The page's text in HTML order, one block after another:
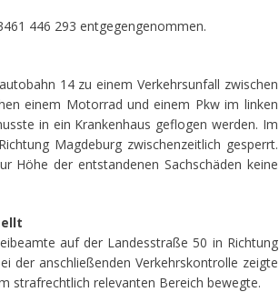
446 293 entgegengenommen.
14 zu einem Verkehrsunfall zwischen
einem Motorrad und einem Pkw im linken
in ein Krankenhaus geflogen werden. Im
Magdeburg zwischenzeitlich gesperrt.
Höhe der entstandenen Sachschäden keine
auf der Landesstraße 50 in Richtung
der anschließenden Verkehrskontrolle zeigte
strafrechtlich relevanten Bereich bewegte.